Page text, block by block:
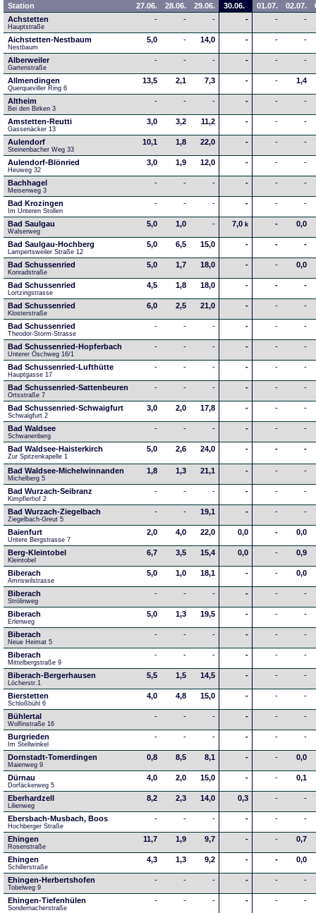
Station 27.06. 28.06. 29.06. 30.06. 01.07. 02.07.
Achstetten
Hauptstraße
- - - - - -
Aichstetten-Nestbaum
Nestbaum
5,0 - 14,0 - - -
Alberweiler
Gartenstraße
- - - - - -
Allmendingen
Querqueviller Ring 6
13,5 2,1 7,3 - - 1,4
Altheim
Bei den Birken 3
- - - - - -
Amstetten-Reutti
Gassenäcker 13
3,0 3,2 11,2 - - -
Aulendorf
Steinenbacher Weg 33
10,1 1,8 22,0 - - -
Aulendorf-Blönried
Heuweg 32
3,0 1,9 12,0 - - -
Bachhagel
Meisenweg 3
- - - - - -
Bad Krozingen
Im Unteren Stollen
- - - - - -
Bad Saulgau
Walserweg
5,0 1,0 - 7,0 k - 0,0
Bad Saulgau-Hochberg
Lampertsweiler Straße 12
5,0 6,5 15,0 - - -
Bad Schussenried
Konradstraße
5,0 1,7 18,0 - - 0,0
Bad Schussenried
Lortzingstrasse
4,5 1,8 18,0 - - -
Bad Schussenried
Klosterstraße
6,0 2,5 21,0 - - -
Bad Schussenried
Theodor-Storm-Strasse
- - - - - -
Bad Schussenried-Hopferbach
Unterer Öschweg 16/1
- - - - - -
Bad Schussenried-Lufthütte
Hauptgasse 17
- - - - - -
Bad Schussenried-Sattenbeuren
Ortsstraße 7
- - - - - -
Bad Schussenried-Schwaigfurt
Schwaigfurt 2
3,0 2,0 17,8 - - -
Bad Waldsee
Schwanenberg
- - - - - -
Bad Waldsee-Haisterkirch
Zur Spitzenkapelle 1
5,0 2,6 24,0 - - -
Bad Waldsee-Michelwinnanden
Michelberg 5
1,8 1,3 21,1 - - -
Bad Wurzach-Seibranz
Kimpflerhof 2
- - - - - -
Bad Wurzach-Ziegelbach
Ziegelbach-Greut 5
- - 19,1 - - -
Baienfurt
Untere Bergstrasse 7
2,0 4,0 22,0 0,0 - 0,0
Berg-Kleintobel
Kleintobel
6,7 3,5 15,4 0,0 - 0,9
Biberach
Amriswilstrasse
5,0 1,0 18,1 - - 0,0
Biberach
Strölinweg
- - - - - -
Biberach
Erlenweg
5,0 1,3 19,5 - - -
Biberach
Neue Heimat 5
- - - - - -
Biberach
Mittelbergstraße 9
- - - - - -
Biberach-Bergerhausen
Löcherstr.1
5,5 1,5 14,5 - - -
Bierstetten
Schloßbühl 6
4,0 4,8 15,0 - - -
Bühlertal
Wolfinstraße 16
- - - - - -
Burgrieden
Im Stellwinkel
- - - - - -
Dornstadt-Tomerdingen
Maienweg 9
0,8 8,5 8,1 - - 0,0
Dürnau
Dorfäckerweg 5
4,0 2,0 15,0 - - 0,1
Eberhardzell
Lilienweg
8,2 2,3 14,0 0,3 - -
Ebersbach-Musbach, Boos
Hochberger Straße
- - - - - -
Ehingen
Rosenstraße
11,7 1,9 9,7 - - 0,7
Ehingen
Schillerstraße
4,3 1,3 9,2 - - 0,0
Ehingen-Herbertshofen
Tobelweg 9
- - - - - -
Ehingen-Tiefenhülen
Sondernacherstraße
- - - - - -